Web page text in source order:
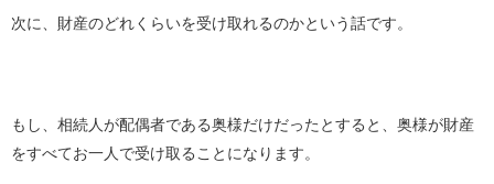
次に、財産のどれくらいを受け取れるのかという話です。
もし、相続人が配偶者である奥様だけだったとすると、奥様が財産
をすべてお一人で受け取ることになります。